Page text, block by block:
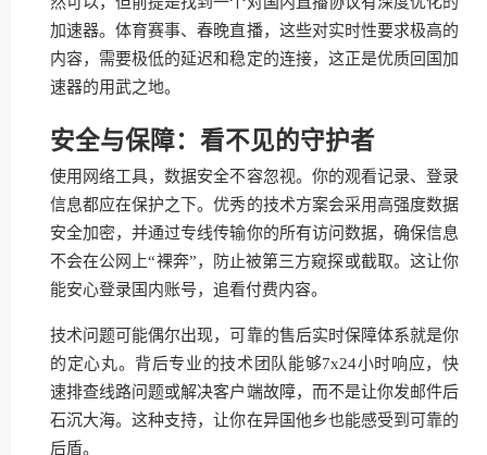
加速器。体育赛事、春晚直播，这些对实时性要求极高的
内容，需要极低的延迟和稳定的连接，这正是优质回国加
速器的用武之地。
安全与保障：看不见的守护者
使用网络工具，数据安全不容忽视。你的观看记录、登录
信息都应在保护之下。优秀的技术方案会采用高强度数据
安全加密，并通过专线传输你的所有访问数据，确保信息
不会在公网上“裸奔”，防止被第三方窥探或截取。这让你
能安心登录国内账号，追看付费内容。
技术问题可能偶尔出现，可靠的售后实时保障体系就是你
的定心丸。背后专业的技术团队能够7x24小时响应，快
速排查线路问题或解决客户端故障，而不是让你发邮件后
石沉大海。这种支持，让你在异国他乡也能感受到可靠的
后盾。